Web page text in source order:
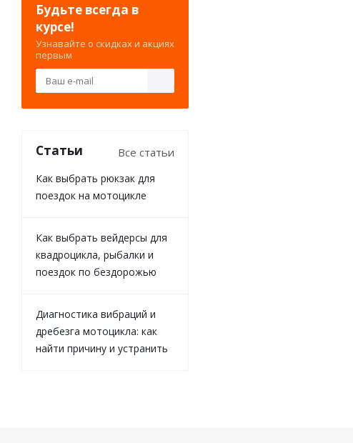
Будьте всегда в
курсе!
Узнавайте о скидках и акциях
первым
Статьи Все статьи
Как выбрать рюкзак для
поездок на мотоцикле
Как выбрать вейдерсы для
квадроцикла, рыбалки и
поездок по бездорожью
Диагностика вибраций и
дребезга мотоцикла: как
найти причину и устранить